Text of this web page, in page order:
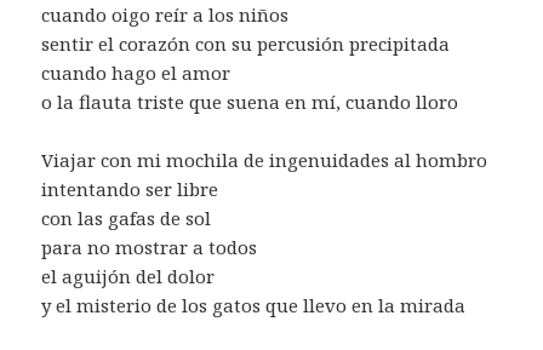
cuando oigo reír a los niños
sentir el corazón con su percusión precipitada
cuando hago el amor
o la flauta triste que suena en mí, cuando lloro
Viajar con mi mochila de ingenuidades al hombro
intentando ser libre
con las gafas de sol
para no mostrar a todos
el aguijón del dolor
y el misterio de los gatos que llevo en la mirada